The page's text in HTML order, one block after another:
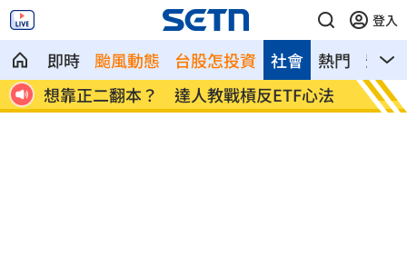
登入
即時 颱風動態 台股怎投資 熱門 影音
社會
法
男同事追求不成跟騷偷拍 女師控校方霸
凌
演習